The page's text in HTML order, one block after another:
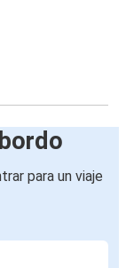
para un viaje